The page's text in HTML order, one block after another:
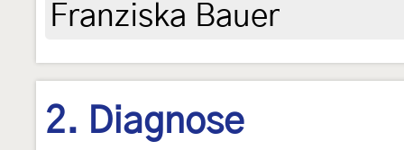
Franziska Bauer
2. Diagnose